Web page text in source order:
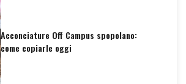
Acconciature Off Campus spopolano:
come copiarle oggi